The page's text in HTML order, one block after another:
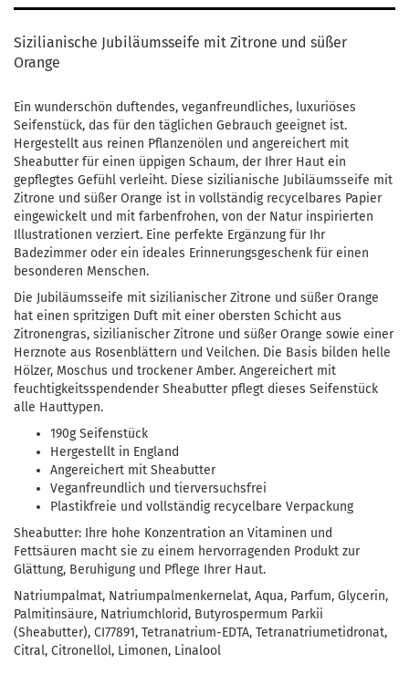
Sizilianische Jubiläumsseife mit Zitrone und süßer
Orange
Ein wunderschön duftendes, veganfreundliches, luxuriöses
Seifenstück, das für den täglichen Gebrauch geeignet ist.
Hergestellt aus reinen Pflanzenölen und angereichert mit
Sheabutter für einen üppigen Schaum, der Ihrer Haut ein
gepflegtes Gefühl verleiht. Diese sizilianische Jubiläumsseife mit
Zitrone und süßer Orange ist in vollständig recycelbares Papier
eingewickelt und mit farbenfrohen, von der Natur inspirierten
Illustrationen verziert. Eine perfekte Ergänzung für Ihr
Badezimmer oder ein ideales Erinnerungsgeschenk für einen
besonderen Menschen.
Die Jubiläumsseife mit sizilianischer Zitrone und süßer Orange
hat einen spritzigen Duft mit einer obersten Schicht aus
Zitronengras, sizilianischer Zitrone und süßer Orange sowie einer
Herznote aus Rosenblättern und Veilchen. Die Basis bilden helle
Hölzer, Moschus und trockener Amber. Angereichert mit
feuchtigkeitsspendender Sheabutter pflegt dieses Seifenstück
alle Hauttypen.
190g Seifenstück
Hergestellt in England
Angereichert mit Sheabutter
Veganfreundlich und tierversuchsfrei
Plastikfreie und vollständig recycelbare Verpackung
Sheabutter: Ihre hohe Konzentration an Vitaminen und
Fettsäuren macht sie zu einem hervorragenden Produkt zur
Glättung, Beruhigung und Pflege Ihrer Haut.
Natriumpalmat, Natriumpalmenkernelat, Aqua, Parfum, Glycerin,
Palmitinsäure, Natriumchlorid, Butyrospermum Parkii
(Sheabutter), CI77891, Tetranatrium-EDTA, Tetranatriumetidronat,
Citral, Citronellol, Limonen, Linalool